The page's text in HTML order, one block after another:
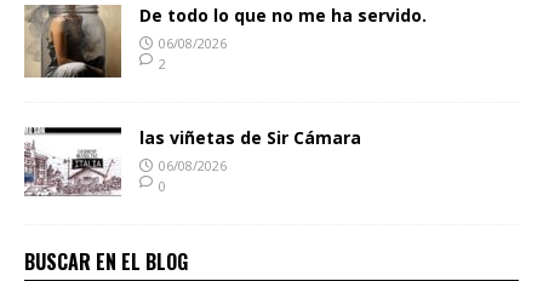
De todo lo que no me ha servido.
06/08/2026
2
las viñetas de Sir Cámara
06/08/2026
0
BUSCAR EN EL BLOG